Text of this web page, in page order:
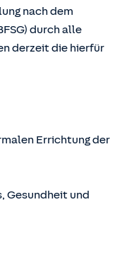
nach dem
durch alle
derzeit die hierfür
Errichtung der
Gesundheit und